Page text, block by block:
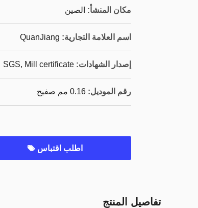
مكان المنشأ: الصين
اسم العلامة التجارية: QuanJiang
إصدار الشهادات: SGS, Mill certificate
رقم الموديل: 0.16 مم صفيح
اطلب اقتباس
تفاصيل المنتج